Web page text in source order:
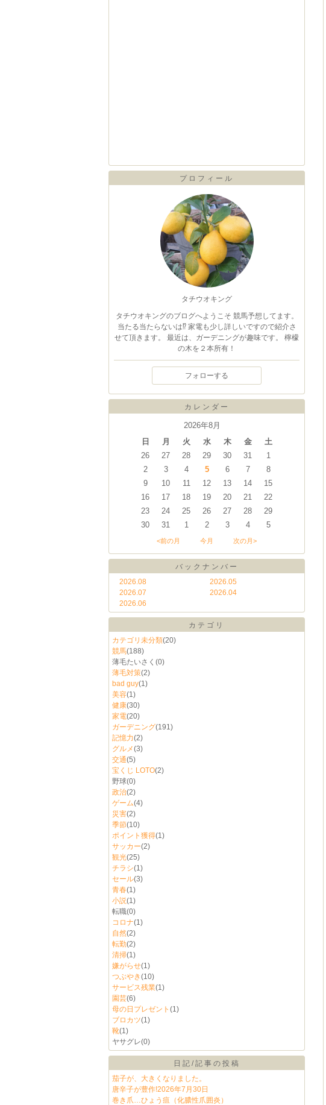
プロフィール
タチウオキング
タチウオキングのブログへようこそ 競馬予想してます。
当たる当たらないは⁉️ 家電も少し詳しいですので紹介さ
せて頂きます。 最近は、ガーデニングが趣味です。 檸檬
の木を２本所有！
フォローする
カレンダー
2026年8月
日
月 火 水 木 金
土
26
27 28 29 30 31
1
2
3 4 5 6 7
8
9
10 11 12 13 14
15
16
17 18 19 20 21
22
23
24 25 26 27 28
29
30
31 1 2 3 4 5
<前の月 今月 次の月>
バックナンバー
2026.08
2026.07
2026.06
2026.05
2026.04
カテゴリ
カテゴリ未分類(20)
競馬(188)
薄毛たいさく (0)
薄毛対策(2)
bad guy(1)
美容(1)
健康(30)
家電(20)
ガーデニング(191)
記憶力(2)
グルメ(3)
交通(5)
宝くじ LOTO(2)
野球(0)
政治(2)
ゲーム(4)
災害(2)
季節(10)
ポイント獲得(1)
サッカー(2)
観光(25)
チラシ(1)
セール(3)
青春(1)
小説(1)
転職(0)
コロナ(1)
自然(2)
転勤(2)
清掃(1)
嫌がらせ(1)
つぶやき(10)
サービス残業(1)
園芸(6)
母の日プレゼント (1)
ブロカツ(1)
靴(1)
ヤサグレ(0)
日記/記事の投稿
茄子が、大きくなりました。
唐辛子が豊作!2026年7月30日
巻き爪…ひょう疽（化膿性爪囲炎）